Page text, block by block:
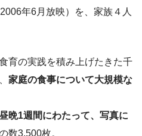
年6月放映）を、家族４人
育の実践を積み上げたきた千
家庭の食事について大規模な
晩1週間にわたって、写真に
数3,500枚。